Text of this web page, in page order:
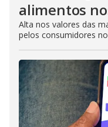
alimentos
Alta nos valores das
pelos consumidores